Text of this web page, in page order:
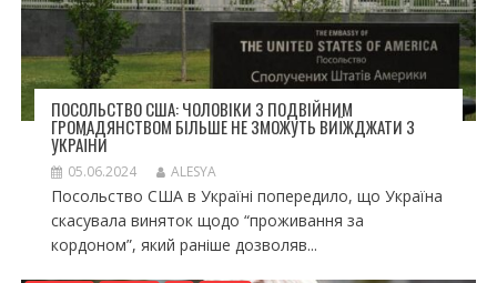
ПОСОЛЬСТВО США: ЧОЛОВІКИ З ПОДВІЙНИМ
ГРОМАДЯНСТВОМ БІЛЬШЕ НЕ ЗМОЖУТЬ ВИЇЖДЖАТИ З
УКРАЇНИ
05.06.2024 ALESYA
Посольство США в Україні попередило, що Україна
скасувала виняток щодо “проживання за
кордоном”, який раніше дозволяв...